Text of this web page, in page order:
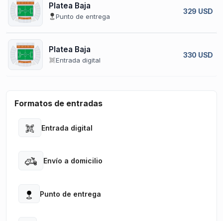
Platea Baja
Punto de entrega
329 USD
Platea Baja
Entrada digital
330 USD
Formatos de entradas
Entrada digital
Open
Envío a domicilio
Open
Punto de entrega
Open